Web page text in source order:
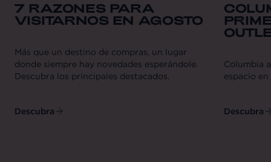
7 RAZONES PARA
VISITARNOS EN AGOSTO
Más que un destino de compras, un lugar
donde siempre hay novedades esperándole.
Descubra los principales destacados.
Descubra
Columbia
espacio
Descubra